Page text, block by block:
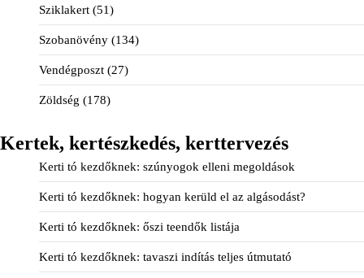
Sziklakert (51)
Szobanövény (134)
Vendégposzt (27)
Zöldség (178)
Kertek, kertészkedés, kerttervezés
Kerti tó kezdőknek: szúnyogok elleni megoldások
Kerti tó kezdőknek: hogyan kerüld el az algásodást?
Kerti tó kezdőknek: őszi teendők listája
Kerti tó kezdőknek: tavaszi indítás teljes útmutató